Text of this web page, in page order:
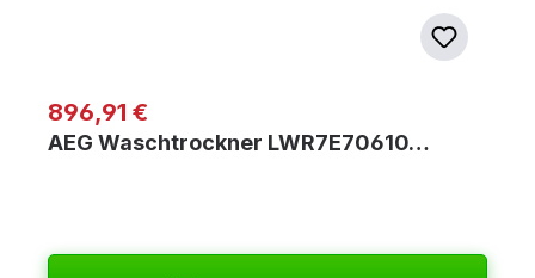
Regulärer Preis:
896,91 €
AEG Waschtrockner LWR7E70610…